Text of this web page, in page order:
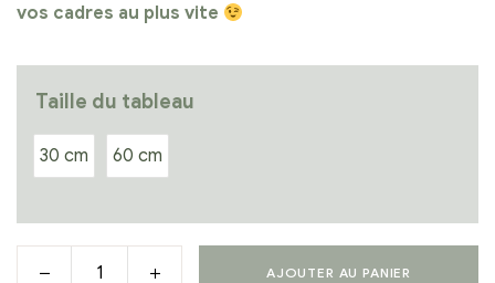
vos cadres au plus vite
Taille du tableau
30 cm 60 cm
AJOUTER AU PANIER